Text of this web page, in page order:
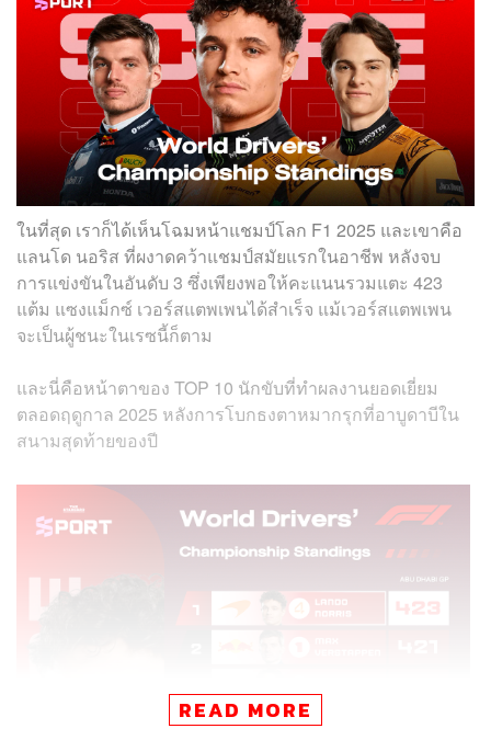
ในที่สุด เราก็ได้เห็นโฉมหน้าแชมป์โลก F1 2025 และเขาคือ
แลนโด นอริส ที่ผงาดคว้าแชมป์สมัยแรกในอาชีพ หลังจบ
การแข่งขันในอันดับ 3 ซึ่งเพียงพอให้คะแนนรวมแตะ 423
แต้ม แซงแม็กซ์ เวอร์สแตพเพนได้สำเร็จ แม้เวอร์สแตพเพน
จะเป็นผู้ชนะในเรซนี้ก็ตาม
และนี่คือหน้าตาของ TOP 10 นักขับที่ทำผลงานยอดเยี่ยม
ตลอดฤดูกาล 2025 หลังการโบกธงตาหมากรุกที่อาบูดาบีใน
สนามสุดท้ายของปี
READ MORE